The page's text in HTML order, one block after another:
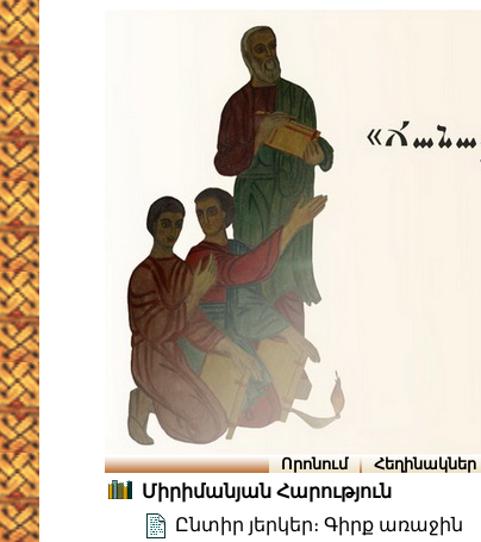
Որոնում Հեղինակներ
Միրիմանյան Հարություն
Ընտիր յերկեր։ Գիրք առաջին